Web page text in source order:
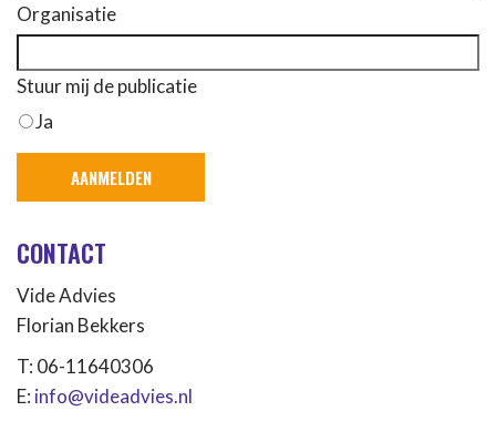
Organisatie
Stuur mij de publicatie
Ja
CONTACT
Vide Advies
Florian Bekkers
T: 06-11640306
E: info@videadvies.nl